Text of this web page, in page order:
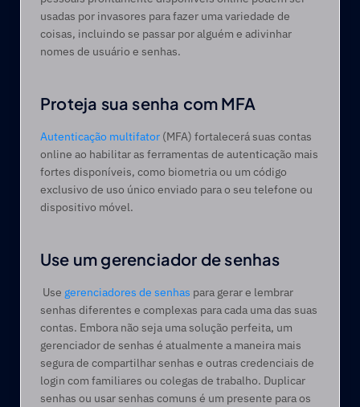
usadas por invasores para fazer uma variedade de
coisas, incluindo se passar por alguém e adivinhar
nomes de usuário e senhas.
Proteja sua senha com MFA
Autenticação multifator (MFA) fortalecerá suas contas
online ao habilitar as ferramentas de autenticação mais
fortes disponíveis, como biometria ou um código
exclusivo de uso único enviado para o seu telefone ou
dispositivo móvel.
Use um gerenciador de senhas
Use gerenciadores de senhas para gerar e lembrar
senhas diferentes e complexas para cada uma das suas
contas. Embora não seja uma solução perfeita, um
gerenciador de senhas é atualmente a maneira mais
segura de compartilhar senhas e outras credenciais de
login com familiares ou colegas de trabalho. Duplicar
senhas ou usar senhas comuns é um presente para os